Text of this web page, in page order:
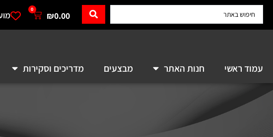
₪0.00
0
עמוד ראשי חנות האתר מבצעים מדריכים וסקירות